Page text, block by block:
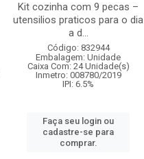
Kit cozinha com 9 pecas –
utensilios praticos para o dia
a d...
Código: 832944
Embalagem: Unidade
Caixa Com: 24 Unidade(s)
Inmetro: 008780/2019
IPI: 6.5%
Faça seu login ou
cadastre-se para
comprar.